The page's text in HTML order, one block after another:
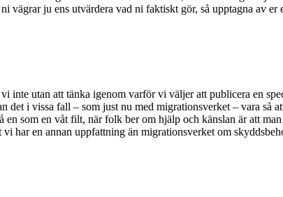
vägrar ju ens utvärdera vad ni faktiskt gör, så upptagna av er
utan att tänka igenom varför vi väljer att publicera en
i vissa fall – som just nu med migrationsverket – vara så
som en våt filt, när folk ber om hjälp och känslan är att
har en annan uppfattning än migrationsverket om